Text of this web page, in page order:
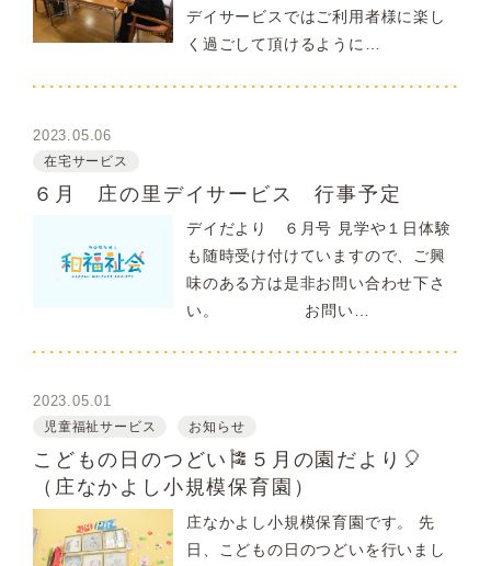
デイサービスではご利用者様に楽し
く過ごして頂けるように…
2023.05.06
在宅サービス
６月 庄の里デイサービス 行事予定
デイだより ６月号 見学や１日体験
も随時受け付けていますので、ご興
味のある方は是非お問い合わせ下さ
い。 お問い…
2023.05.01
児童福祉サービス お知らせ
こどもの日のつどい🎏５月の園だより🎈
（庄なかよし小規模保育園）
庄なかよし小規模保育園です。 先
日、こどもの日のつどいを行いまし